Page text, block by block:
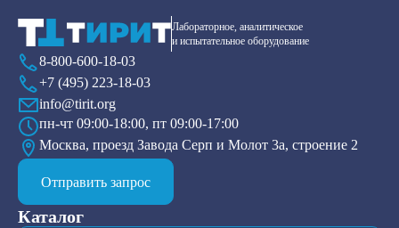
Лабораторное, аналитическое
и испытательное оборудование
8-800-600-18-03
+7 (495) 223-18-03
info@tirit.org
пн-чт 09:00-18:00, пт 09:00-17:00
Москва, проезд Завода Серп и Молот 3а, строение 2
Отправить запрос
Каталог